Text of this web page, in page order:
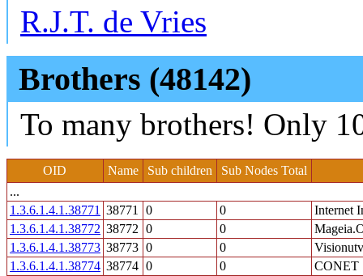
R.J.T. de Vries
Brothers (48142)
To many brothers! Only
OID Name Sub children
Sub Nodes Total
...
1.3.6.1.4.1.38771 38771 0 0
Internet
1.3.6.1.4.1.38772 38772 0 0
1.3.6.1.4.1.38773 38773 0 0
1.3.6.1.4.1.38774 38774 0 0
CONET